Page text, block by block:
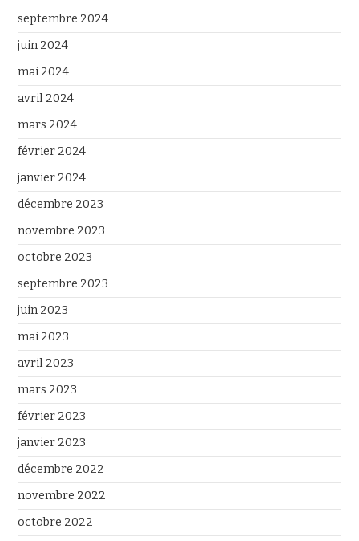
septembre 2024
juin 2024
mai 2024
avril 2024
mars 2024
février 2024
janvier 2024
décembre 2023
novembre 2023
octobre 2023
septembre 2023
juin 2023
mai 2023
avril 2023
mars 2023
février 2023
janvier 2023
décembre 2022
novembre 2022
octobre 2022